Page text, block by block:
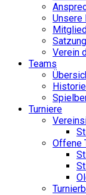
Unsere
Verein
Teams
Turniere
Offene